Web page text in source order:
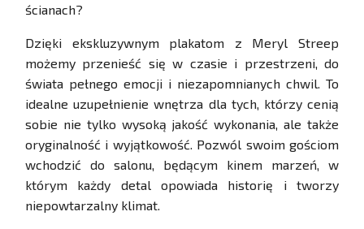
ścianach?
Dzięki ekskluzywnym plakatom z Meryl Streep
możemy przenieść się w czasie i przestrzeni, do
świata pełnego emocji i niezapomnianych chwil. To
idealne uzupełnienie wnętrza dla tych, którzy cenią
sobie nie tylko wysoką jakość wykonania, ale także
oryginalność i wyjątkowość. Pozwól swoim gościom
wchodzić do salonu, będącym kinem marzeń, w
którym każdy detal opowiada historię i tworzy
niepowtarzalny klimat.